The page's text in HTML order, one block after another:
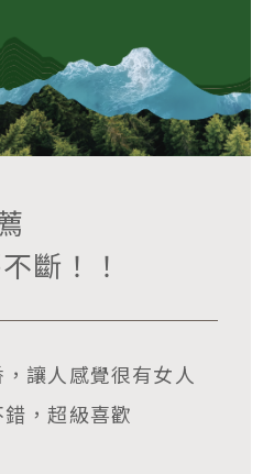
斷！！
讓人感覺很有女人
，超級喜歡